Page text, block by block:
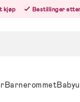
kjøp Bestillinger
Barnerommet